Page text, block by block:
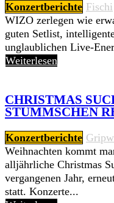
Konzertberichte Fischi
WIZO zerlegen wie
guten Setlist,
unglaublichen Live-
Weiterlesen
CHRISTMAS
STUMMSCHEN
Konzertberichte
Weihnachten kommt
alljährliche Christmas
vergangenen Jahr,
statt. Konzerte...